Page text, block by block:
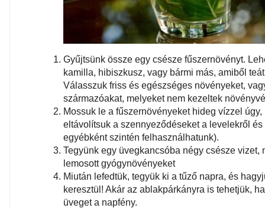
Gyűjtsünk össze egy csésze fűszernövényt.
kamilla, hibiszkusz, vagy bármi más, amiből
Válasszuk friss és egészséges növényeket,
származóakat, melyeket nem kezeltek
Mossuk le a fűszernövényeket hideg vízzel
eltávolítsuk a szennyeződéseket a levelekről és
egyébként szintén felhasználhatunk).
Tegyünk egy üvegkancsóba négy csésze vizet,
lemosott gyógynövényeket
Miután lefedtük, tegyük ki a tűző napra, és
keresztül! Akár az ablakpárkányra is tehetjük,
üveget a napfény.